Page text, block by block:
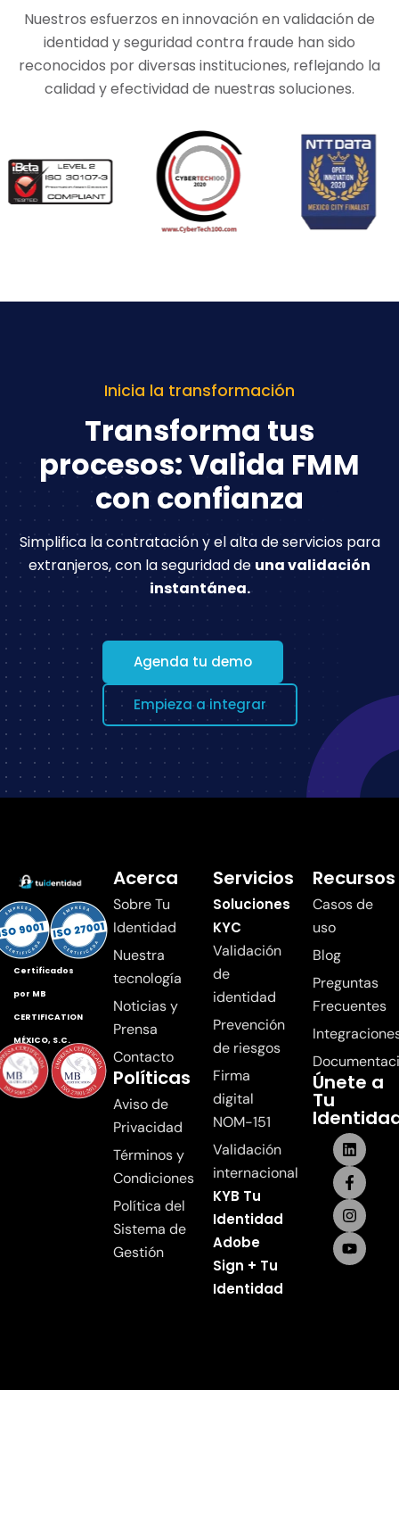
Nuestros esfuerzos en innovación en validación de
identidad y seguridad contra fraude han sido
reconocidos por diversas instituciones, reflejando la
calidad y efectividad de nuestras soluciones.
Inicia la transformación
Transforma tus
procesos:Valida FMM
con confianza
Simplifica la contratación y el alta de servicios para
extranjeros,con la seguridad de una validación
instantánea.
Agenda tu demo
Empieza a integrar
Certificados
por MB
CERTIFICATION
MÉXICO, S.C.
Acerca
Sobre Tu
Identidad
Nuestra
tecnología
Noticias y
Prensa
Contacto
Políticas
Aviso de
Privacidad
Términos y
Condiciones
Política del
Sistema de
Gestión
Servicios
Soluciones
KYC
Validación
de
identidad
Prevención
de riesgos
Firma
digital
NOM-151
Validación
internacional
KYB Tu
Identidad
Adobe
Sign + Tu
Identidad
Recursos
Casos de
uso
Blog
Preguntas
Frecuentes
Únete a
Tu